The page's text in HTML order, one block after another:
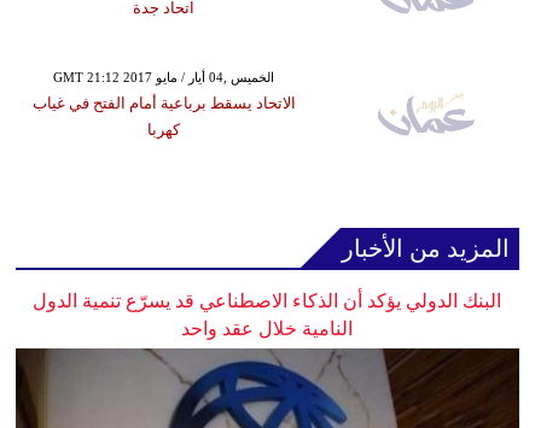
اتحاد جدة
GMT 21:12 2017 الخميس ,04 أيار / مايو
الاتحاد يسقط برباعية أمام الفتح في غياب
كهربا
المزيد من الأخبار
البنك الدولي يؤكد أن الذكاء الاصطناعي قد يسرّع تنمية الدول
النامية خلال عقد واحد